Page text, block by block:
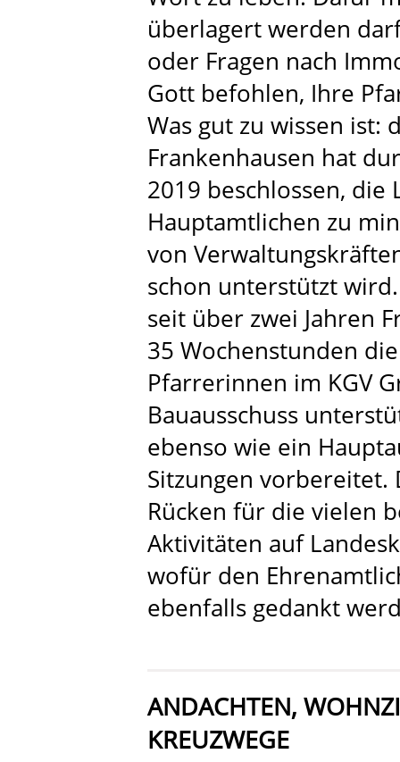
überlagert werden
oder Fragen nach
Gott befohlen, Ihre
Was gut zu wissen ist:
Frankenhausen hat
2019 beschlossen,
Hauptamtlichen zu
von
schon unterstützt
seit über zwei Jahren
35 Wochenstunden
Pfarrerinnen im KGV
Bauausschuss
ebenso wie ein
Sitzungen vorbereitet.
Rücken für die vielen
Aktivitäten auf
wofür den
ebenfalls gedankt
ANDACHTEN,
KREUZWEGE